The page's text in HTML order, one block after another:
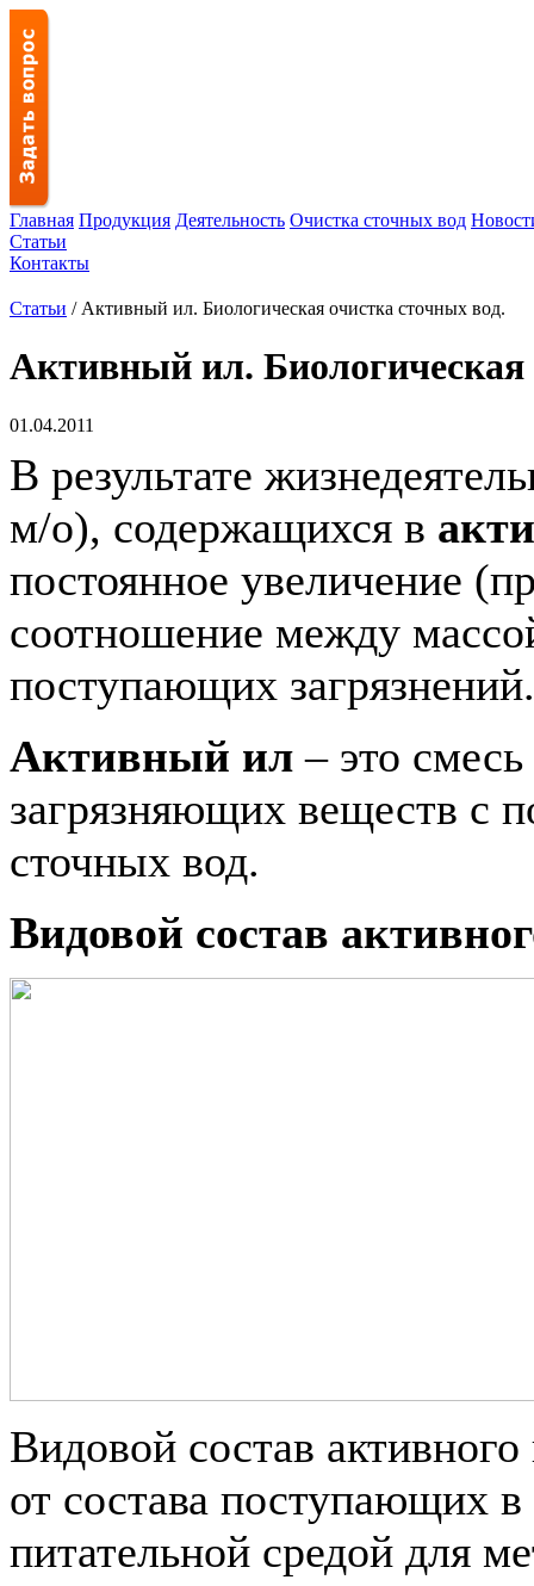
Главная Продукция Деятельность Очистка сточных вод
Статьи
Контакты
Статьи / Активный ил. Биологическая очистка сточных вод.
Активный ил. Биологическая
01.04.2011
В результате
м/о), содержащихся в
постоянное увеличение
соотношение между
поступающих загрязнений.
Активный ил – это
загрязняющих веществ с
сточных вод.
Видовой состав
Видовой состав
от состава поступающих в
питательной средой для